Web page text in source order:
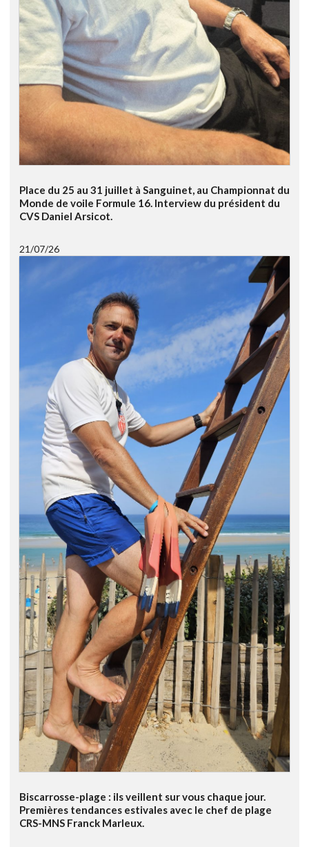
Place du 25 au 31 juillet à Sanguinet, au Championnat du
Monde de voile Formule 16. Interview du président du
CVS Daniel Arsicot.
21/07/26
Biscarrosse-plage : ils veillent sur vous chaque jour.
Premières tendances estivales avec le chef de plage
CRS-MNS Franck Marleux.